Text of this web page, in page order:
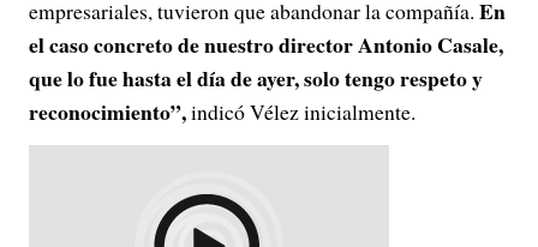
empresariales, tuvieron que abandonar la compañía. En
el caso concreto de nuestro director Antonio Casale,
que lo fue hasta el día de ayer, solo tengo respeto y
reconocimiento”,indicó Vélez inicialmente.